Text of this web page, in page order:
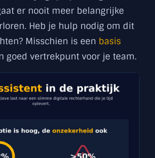
er nooit meer belangrijke
Heb je hulp nodig om dit
Misschien is een basis
goed vertrekpunt voor je team.